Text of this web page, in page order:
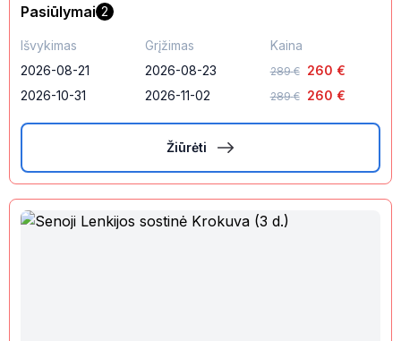
Pasiūlymai 2
Išvykimas Grįžimas
Kaina
2026-08-21
2026-08-23 289 € 260 €
2026-10-31
2026-11-02 289 € 260 €
Žiūrėti